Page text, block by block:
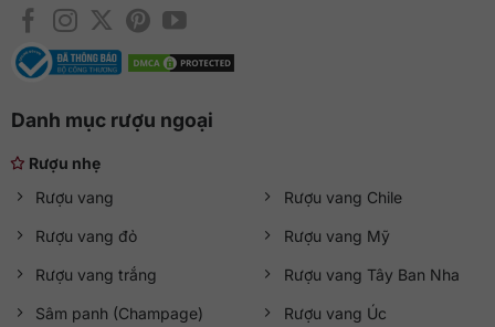
Danh mục rượu ngoại
Rượu nhẹ
Rượu vang
Rượu vang đỏ
Rượu vang trắng
Sâm panh (Champage)
Rượu vang Chile
Rượu vang Mỹ
Rượu vang Tây Ban Nha
Rượu vang Úc